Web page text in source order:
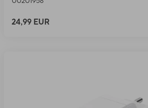
24,99 EUR